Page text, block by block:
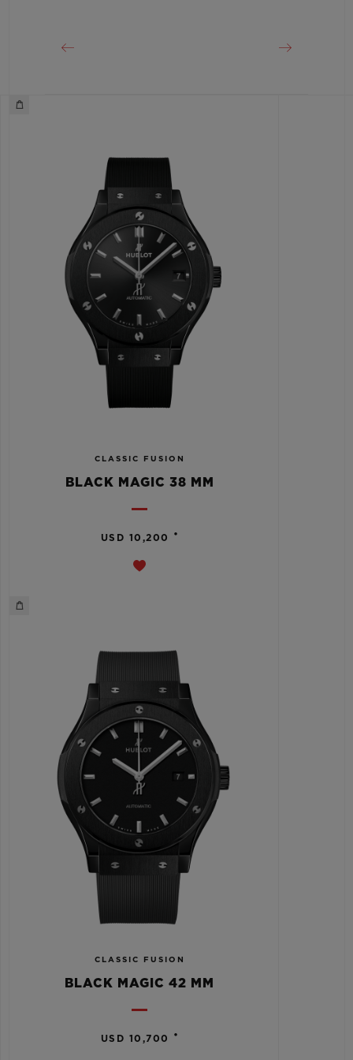
CLASSIC FUSION
BLACK MAGIC 38 MM
USD 10,200 •
CLASSIC FUSION
BLACK MAGIC 42 MM
USD 10,700 •